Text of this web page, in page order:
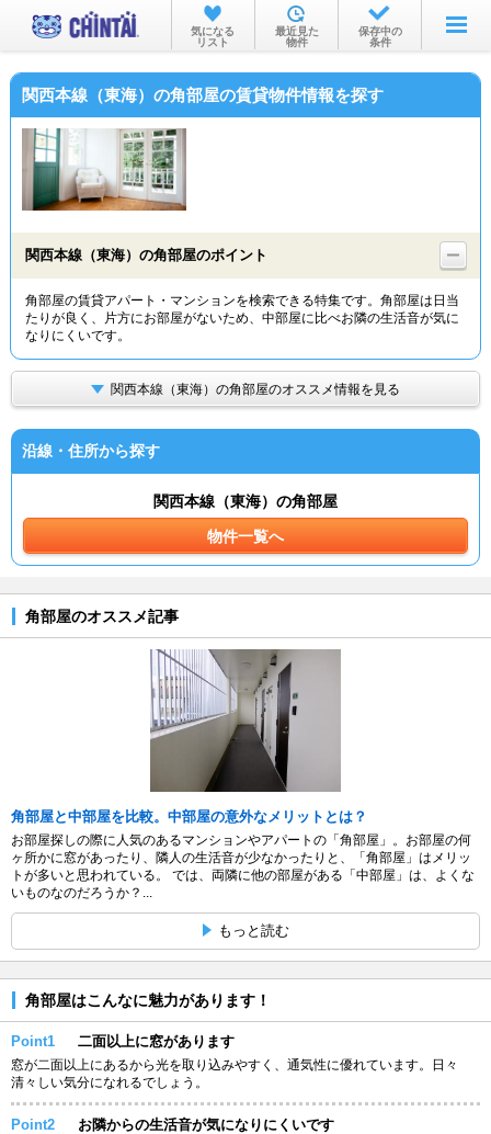
お部屋を探す
沿線・駅から
物件特集から
TOP
気になる
リスト
最近見た
物件
保存中の
条件
関西本線（東海）の角部屋の賃貸物件情報を探す
関西本線（東海）の角部屋のポイント
角部屋の賃貸アパート・マンションを検索できる特集です。角部屋は日当
たりが良く、片方にお部屋がないため、中部屋に比べお隣の生活音が気に
なりにくいです。
関西本線（東海）の角部屋のオススメ情報を見る
沿線・住所から探す
関西本線（東海）の角部屋
物件一覧へ
角部屋のオススメ記事
角部屋と中部屋を比較。中部屋の意外なメリットとは？
お部屋探しの際に人気のあるマンションやアパートの「角部屋」。お部屋の何
ヶ所かに窓があったり、隣人の生活音が少なかったりと、「角部屋」はメリッ
トが多いと思われている。 では、両隣に他の部屋がある「中部屋」は、よくな
いものなのだろうか？...
もっと読む
角部屋はこんなに魅力があります！
Point1 二面以上に窓があります
窓が二面以上にあるから光を取り込みやすく、通気性に優れています。日々
清々しい気分になれるでしょう。
Point2 お隣からの生活音が気になりにくいです